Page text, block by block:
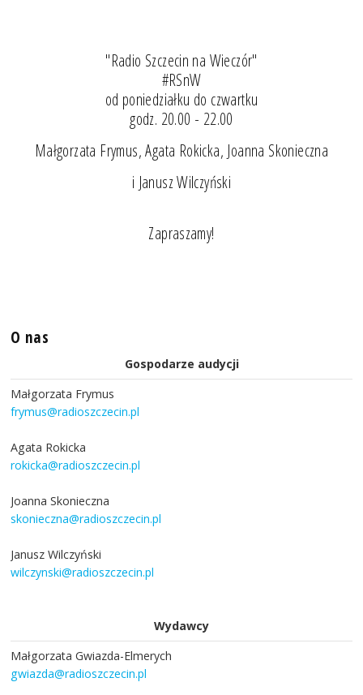
"Radio Szczecin na Wieczór"
#RSnW
od poniedziałku do czwartku
godz. 20.00 - 22.00
Małgorzata Frymus, Agata Rokicka, Joanna Skonieczna
i Janusz Wilczyński
Zapraszamy!
O nas
Gospodarze audycji
Małgorzata Frymus
frymus@radioszczecin.pl
Agata Rokicka
rokicka@radioszczecin.pl
Joanna Skonieczna
skonieczna@radioszczecin.pl
Janusz Wilczyński
wilczynski@radioszczecin.pl
Wydawcy
Małgorzata Gwiazda-Elmerych
gwiazda@radioszczecin.pl